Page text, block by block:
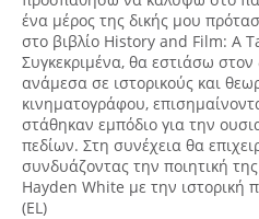
ένα μέρος της δικής μου
στο βιβλίο History and Film: A
Συγκεκριμένα, θα εστιάσω στον
ανάμεσα σε ιστορικούς και
κινηματογράφου,
στάθηκαν εμπόδιο για την
πεδίων. Στη συνέχεια θα
συνδυάζοντας την ποιητική
Hayden White με την ιστορική
(EL)